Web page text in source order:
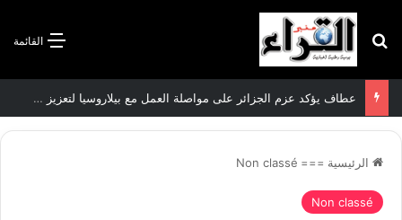
القائمة بحث عن
سعيود يشدد على إلزامية استكمال جميع عمليات تعويض متضرري حرائق الغابات قبل نهاية شهر أوت
الرئيسية ===
Non classé
Non classé